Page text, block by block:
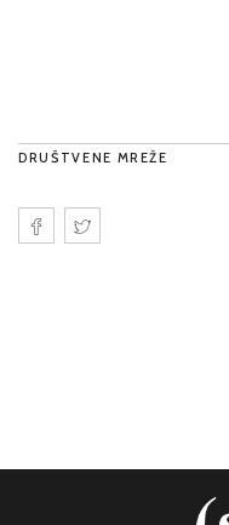
DRUŠTVENE MREŽE